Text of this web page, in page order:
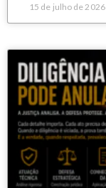
15 de julho de 2026